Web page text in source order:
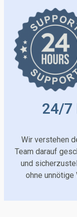
24/7
Wir verstehen
Team darauf
und
ohne